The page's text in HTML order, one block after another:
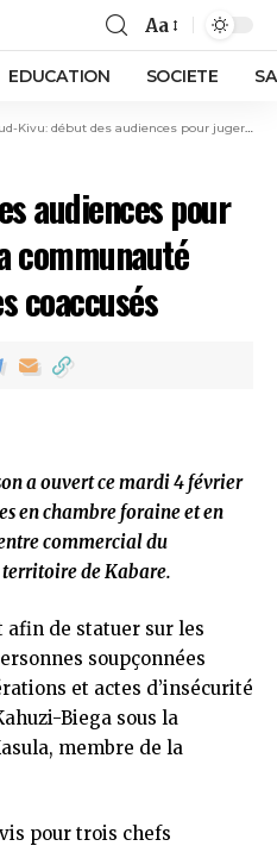
Aa
EDUCATION SOCIETE
Kivu: début des audiences pour juger un chef de la communauté pygmée et 7 de ses coaccusés
audiences pour
communauté
coaccusés
a ouvert ce mardi 4 février
en chambre foraine et en
commercial du
de Kabare.
afin de statuer sur les
soupçonnées
et actes d’insécurité
Biega sous la
membre de la
pour trois chefs